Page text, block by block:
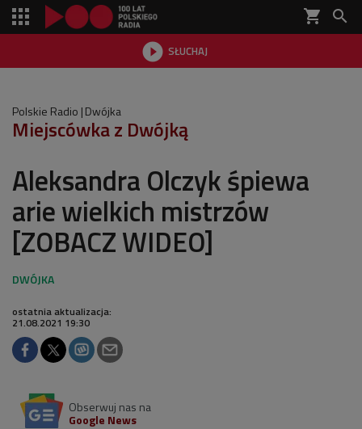
shopping_cart 
 SŁUCHAJ

Polskie Radio Dwójka
Miejscówka z Dwójką
Aleksandra Olczyk śpiewa
arie wielkich mistrzów
[ZOBACZ WIDEO]
ostatnia aktualizacja:
21.08.2021 19:30
Obserwuj nas na
Google News